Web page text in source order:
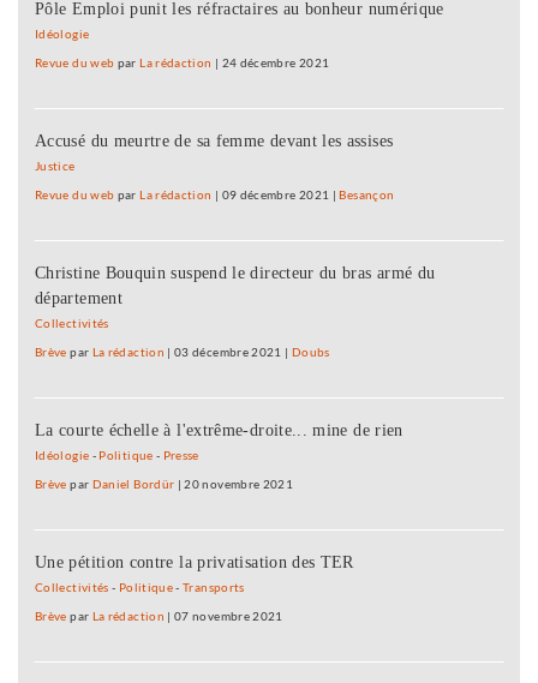
Pôle Emploi punit les réfractaires au bonheur numérique
Idéologie
Revue du web parLa rédaction | 24 décembre 2021
Accusé du meurtre de sa femme devant les assises
Justice
Revue du web parLa rédaction | 09 décembre 2021 |Besançon
Christine Bouquin suspend le directeur du bras armé du
département
Collectivités
Brève par La rédaction |03 décembre 2021 | Doubs
La courte échelle à l'extrême-droite... mine de rien
Idéologie - Politique - Presse
Brève par Daniel Bordür |20 novembre 2021
Une pétition contre la privatisation des TER
Collectivités - Politique-Transports
Brève par La rédaction |07 novembre 2021